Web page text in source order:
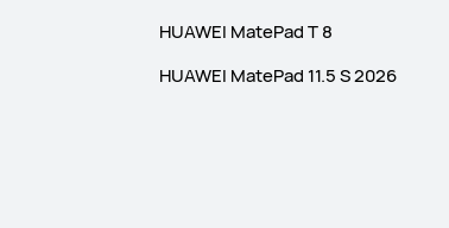
HUAWEI MatePad T 8
HUAWEI MatePad 11.5 S 2026